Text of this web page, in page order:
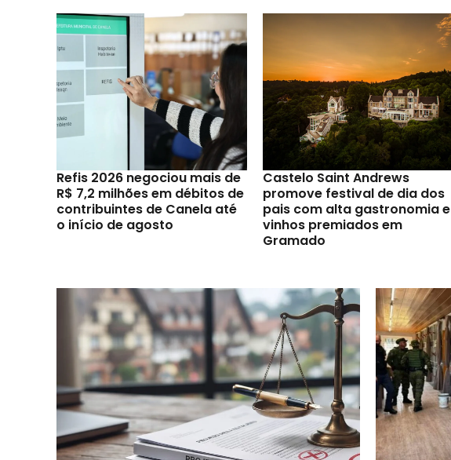
Refis 2026 negociou mais de
R$ 7,2 milhões em débitos de
contribuintes de Canela até
o início de agosto
Castelo Saint Andrews
promove festival de dia dos
pais com alta gastronomia e
vinhos premiados em
Gramado